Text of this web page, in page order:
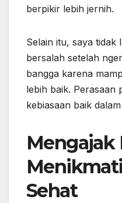
berpikir lebih jernih.
Selain itu, saya tidak
bersalah setelah
bangga karena
lebih baik. Perasaan
kebiasaan baik
Mengajak
Sehat